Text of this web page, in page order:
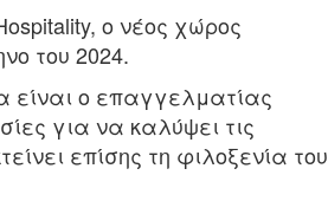
ο νέος χώρος
του 2024.
είναι ο επαγγελματίας
για να καλύψει τις
επίσης τη φιλοξενία του